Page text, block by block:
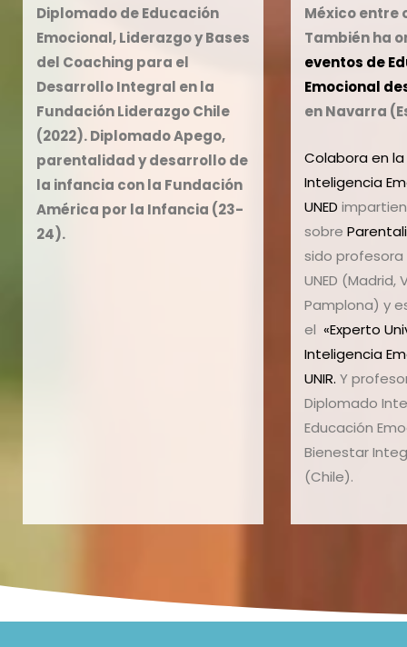
Diplomado de Educación
Emocional, Liderazgo y Bases
del Coaching para el
Desarrollo Integral en la
Fundación Liderazgo Chile
(2022).Diplomado Apego,
parentalidad y desarrollo de
la infancia con la Fundación
América por la Infancia (23-
24).
México entre
También ha
eventos de
Emocional
en Navarra
Colabora en
Inteligencia
UNED
sobre
sido
UNED (Madrid,
Pamplona) y
el «Experto
Inteligencia
UNIR. Y
Diplomado
Educación
Bienestar
(Chile).